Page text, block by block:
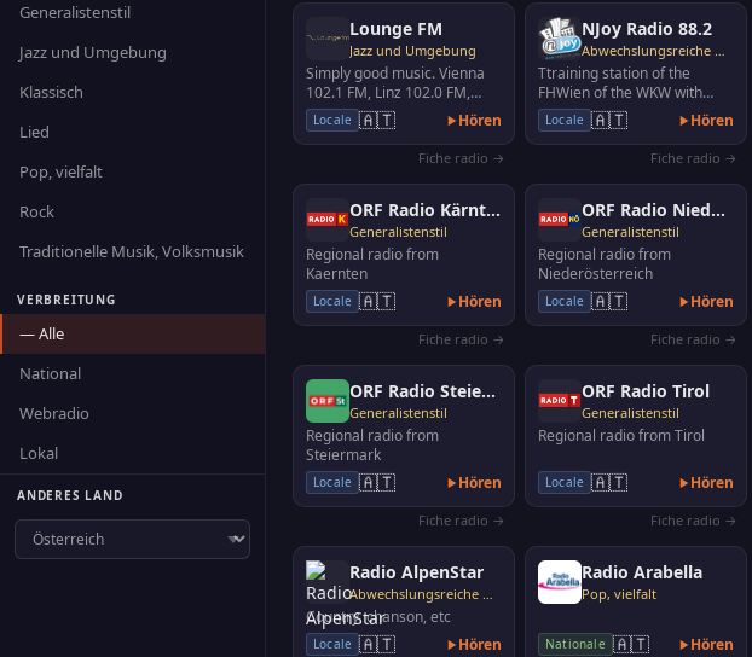
Generalistenstil
Jazz und Umgebung
Klassisch
Lied
Pop, vielfalt
Rock
Traditionelle Musik, Volksmusik
VERBREITUNG
— Alle
National
Webradio
Lokal
ANDERES LAND
Lounge FM
Jazz und Umgebung
Simply good music. Vienna
102.1 FM, Linz 102.0 FM,
Wels 95.8 FM, Steyr 99.4 FM,
Gmunden 90.6 FM, …
Locale 🇦🇹 Hören
Fiche radio →
NJoy Radio 88.2
Abwechslungsreiche Musik
Ttraining station of the
FHWien of the WKW with
focus on reporting about
Vienna. Musically, wide …
Locale 🇦🇹 Hören
Fiche radio →
ORF Radio Kärnten
Generalistenstil
Regional radio from
Kaernten
Locale 🇦🇹 Hören
Fiche radio →
ORF Radio Niederösterreich
Generalistenstil
Regional radio from
Niederösterreich
Locale 🇦🇹 Hören
Fiche radio →
ORF Radio Steiermark
Generalistenstil
Regional radio from
Steiermark
Locale 🇦🇹 Hören
Fiche radio →
ORF Radio Tirol
Generalistenstil
Regional radio from Tirol
Locale 🇦🇹 Hören
Fiche radio →
Radio AlpenStar
Abwechslungsreiche Musik
Country, chanson, etc
Locale 🇦🇹 Hören
Radio Arabella
Pop, vielfalt
Nationale 🇦🇹 Hören